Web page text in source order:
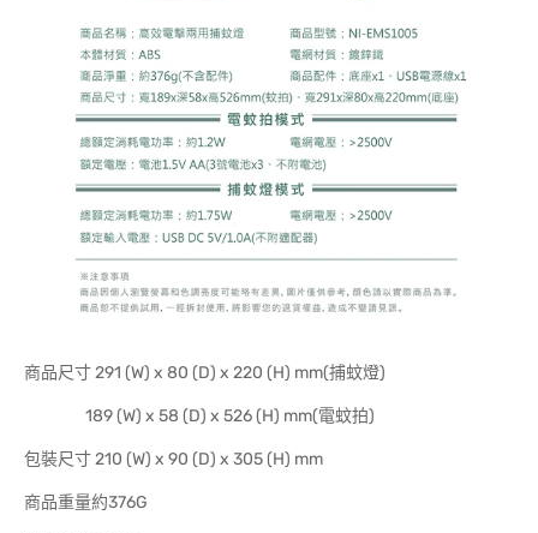
商品尺寸 291 (W) x 80 (D) x 220 (H) mm(捕蚊燈)
189 (W) x 58 (D) x 526 (H) mm(電蚊拍)
包裝尺寸 210 (W) x 90 (D) x 305 (H) mm
商品重量約376G